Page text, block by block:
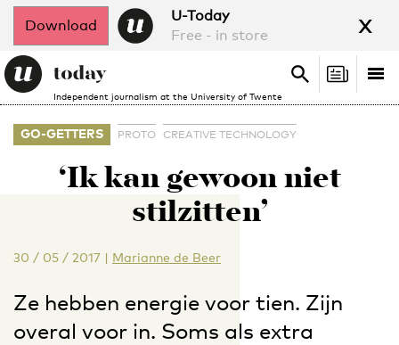
Download
U-Today
Free - in store
x
Independent journalism at the University of Twente
Search
Search
GO-GETTERS PROTO CREATIVE TECHNOLOGY
‘Ik kan gewoon niet
stilzitten’
30 / 05 / 2017 | Marianne de Beer
Ze hebben energie voor tien. Zijn
overal voor in. Soms als extra